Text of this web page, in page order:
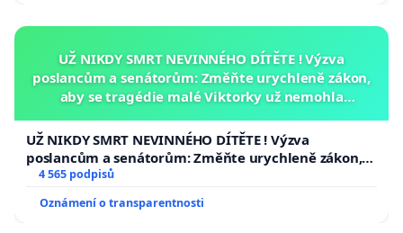
UŽ NIKDY SMRT NEVINNÉHO DÍTĚTE ! Výzva
poslancům a senátorům: Změňte urychleně zákon,
aby se tragédie malé Viktorky už nemohla
UŽ NIKDY SMRT NEVINNÉHO DÍTĚTE ! Výzva
poslancům a senátorům: Změňte urychleně zákon,
aby se tragédie malé Viktorky už nemohla opakovat!
4 565 podpisů
Oznámení o transparentnosti